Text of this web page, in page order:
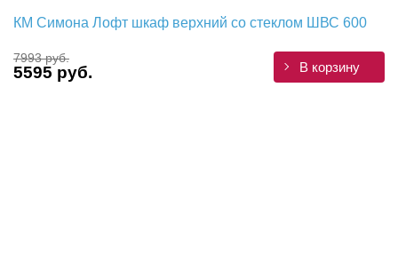
КМ Симона Лофт шкаф верхний со стеклом ШВС 600
7993 руб.
5595 руб. В корзину